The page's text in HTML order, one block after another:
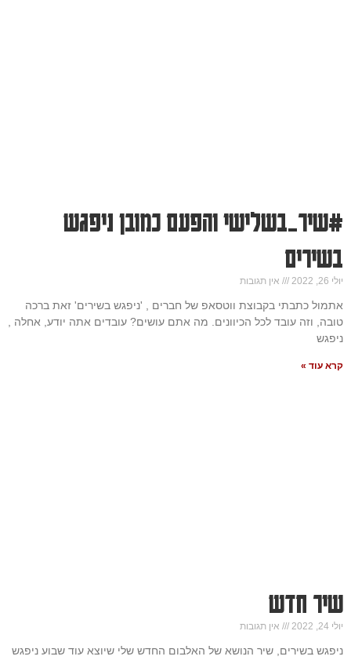
#שיר_בשלישי והפעם כמובן ניפגש
בשירים
יולי 26, 2022 אין תגובות
אתמול כתבתי בקבוצת ווטסאפ של חברים , 'ניפגש בשירים' זאת ברכה
טובה, וזה עובד לכל הכיוונים. מה אתם עושים? עובדים אתה יודע, אחלה ,
ניפגש
קרא עוד »
שיר חדש
יולי 24, 2022 אין תגובות
ניפגש בשירים, שיר הנושא של האלבום החדש שלי שיוצא עוד שבוע ניפגש